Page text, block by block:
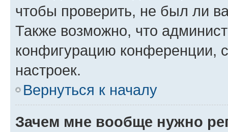
чтобы проверить, не был ли
Также возможно, что
конфигурацию конференции,
настроек.
Вернуться к началу
Зачем мне вообще нужно